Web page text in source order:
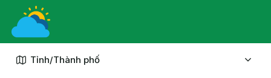
Chuyển
nội
Tỉnh/Thành phố